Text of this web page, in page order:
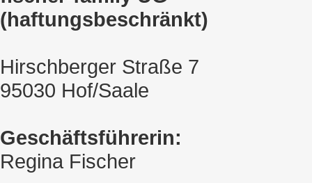
(haftungsbeschränkt)
Hirschberger Straße 7
95030 Hof/Saale
Geschäftsführerin:
Regina Fischer